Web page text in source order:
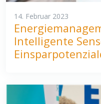
14. Februar 2023
Intelligente